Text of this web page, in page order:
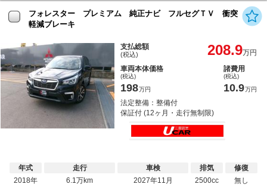
フォレスター プレミアム 純正ナビ フルセグＴＶ 衝突
軽減ブレーキ
支払総額
(税込) 208.9万円
車両本体価格
(税込)
198万円
諸費用
(税込)
10.9万円
法定整備：整備付
保証付 (12ヶ月・走行無制限)
年式
2018年
走行
6.1万km
車検
2027年11月
排気
2500cc
修復
無し